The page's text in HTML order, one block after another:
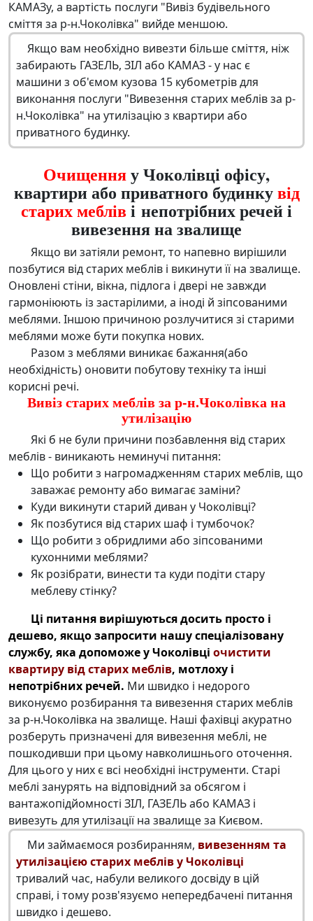
КАМАЗу, а вартість послуги "Вивіз будівельного
сміття за р-н.Чоколівка" вийде меншою.
Якщо вам необхідно вивезти більше сміття, ніж
забирають ГАЗЕЛЬ, ЗІЛ або КАМАЗ - у нас є
машини з об'ємом кузова 15 кубометрів для
виконання послуги "Вивезення старих меблів за р-
н.Чоколівка" на утилізацію з квартири або
приватного будинку.
Очищенняу Чоколівці офісу,
квартири або приватного будинкувід
старих мебліві непотрібних речей і
вивезення на звалище
Якщо ви затіяли ремонт, то напевно вирішили
позбутися від старих меблів і викинути її на звалище.
Оновлені стіни, вікна, підлога і двері не завжди
гармоніюють із застарілими, а іноді й зіпсованими
меблями. Іншою причиною розлучитися зі старими
меблями може бути покупка нових.
Разом з меблями виникає бажання(або
необхідність) оновити побутову техніку та інші
корисні речі.
Вивіз старих меблів за р-н.Чоколівка на
утилізацію
Які б не були причини позбавлення від старих
меблів - виникають неминучі питання:
Що робити з нагромадженням старих меблів, що
заважає ремонту або вимагає заміни?
Куди викинути старий диван у Чоколівці?
Як позбутися від старих шаф і тумбочок?
Що робити з обридлими або зіпсованими
кухонними меблями?
Як розібрати, винести та куди подіти стару
меблеву стінку?
Ці питання вирішуються досить просто і
дешево, якщо запросити нашу спеціалізовану
службу, яка допоможе у Чоколівці очистити
квартиру від старих меблів, мотлоху і
непотрібних речей. Ми швидко і недорого
виконуємо розбирання та вивезення старих меблів
за р-н.Чоколівка на звалище. Наші фахівці акуратно
розберуть призначені для вивезення меблі, не
пошкодивши при цьому навколишнього оточення.
Для цього у них є всі необхідні інструменти. Старі
меблі занурять на відповідний за обсягом і
вантажопідйомності ЗІЛ, ГАЗЕЛЬ або КАМАЗ і
вивезуть для утилізації на звалище за Києвом.
Ми займаємося розбиранням, вивезенням та
утилізацією старих меблів у Чоколівці
тривалий час, набули великого досвіду в цій
справі, і тому розв'язуємо непередбачені питання
швидко і дешево.